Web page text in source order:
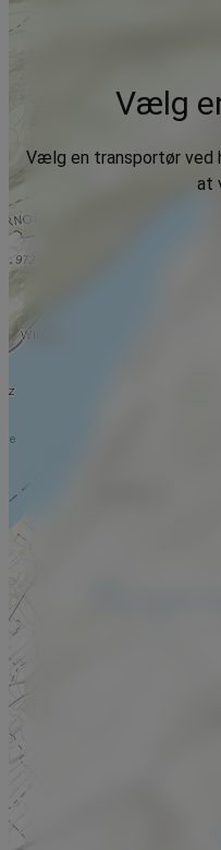
Vælg
Vælg en transportør ved
at